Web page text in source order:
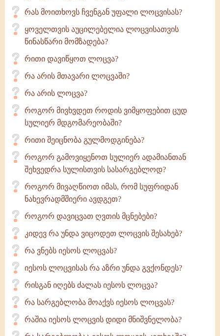
რას მოითხოვს ჩვენგან უფალი ლოცვისას?
ყოველთვის აუცილებელია ლოცვისათვის
წინასწარი მომზადება?
რითი დავიწყოთ ლოცვა?
რა არის მთავარი ლოცვაში?
რა არის ლოცვა?
როგორ მივხვდეთ როდის ვიმყოფებით ცუდ
სულიერ მდგომარეობაში?
რითი შეიცნობა გულმოდგინება?
როგორ გამოვიყენოთ სულიერ ადამიანთან
შეხვედრა სულისთვის სასარგებლოდ?
როგორ მივაღწიოთ იმას, რომ სუფრიდან
ნახევრადმშიერი ავდგეთ?
როგორ დავიცვათ ღვთის მცნებები?
კიდევ რა უნდა ვიცოდეთ ლოცვის შესახებ?
რა ვნებს იესოს ლოცვას?
იესოს ლოცვისას რა აზრი უნდა გვქონდეს?
რისგან იღებს ძალას იესოს ლოცვა?
რა სარგებლობა მოაქვს იესოს ლოცვას?
რაშია იესოს ლოცვის დიდი მნიშვნელობა?